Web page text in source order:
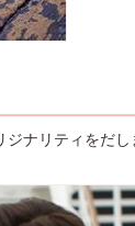
ジナリティをだ